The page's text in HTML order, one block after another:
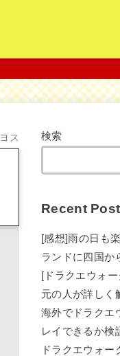
ヨス 検索
Recent
[感想]雨の日も
ランドに四国か
[ドラクエウォ
元の人が詳しく
海外でドラクエ
レイできるか検
ドラクエウォ